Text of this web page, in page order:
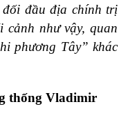
đối đầu địa chính trị
cảnh như vậy, quan
phương Tây” khác
thống Vladimir